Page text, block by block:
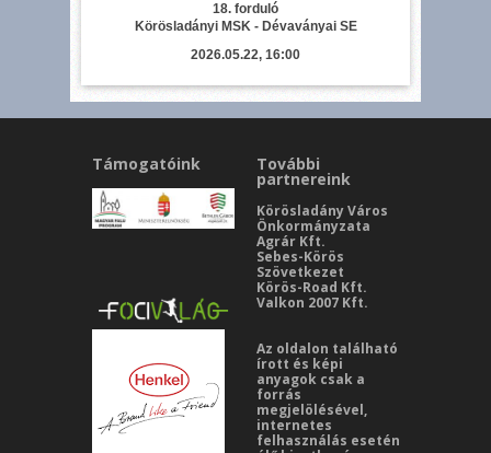
18. forduló
Körösladányi MSK - Dévaványai SE
2026.05.22, 16:00
Támogatóink További
partnereink
Körösladány Város
Önkormányzata
Agrár Kft.
Sebes-Körös
Szövetkezet
Körös-Road Kft.
Valkon 2007 Kft.
Az oldalon található
írott és képi
anyagok csak a
forrás
megjelölésével,
internetes
felhasználás esetén